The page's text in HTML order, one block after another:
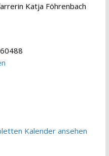
Katja Föhrenbach
60488
Kalender ansehen